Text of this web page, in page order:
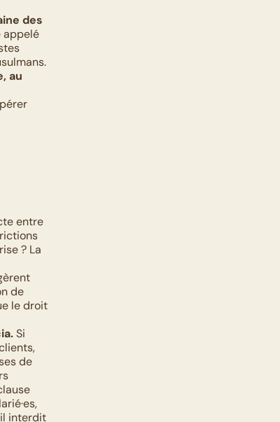
des
appelé
au
entre
? La
de
le droit
Si
de
interdit